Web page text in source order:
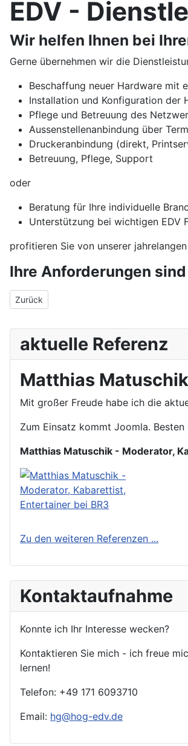
EDV -
Wir helfen Ihnen bei
Gerne übernehmen wir die
Beschaffung neuer Hardware mit
Installation und Konfiguration der
Pflege und Betreuung des
Aussenstellenanbindung über
Druckeranbindung (direkt,
Betreuung, Pflege, Support
oder
Beratung für Ihre individuelle
Unterstützung bei wichtigen EDV
profitieren Sie von unserer
Ihre Anforderungen
Vorheriger Beitrag: Webhosting
Zurück
aktuelle Referenz
Matthias
Mit großer Freude habe ich die
Zum Einsatz kommt Joomla.
Matthias Matuschik - Moderator,
Zu den weiteren Referenzen ...
Kontaktaufnahme
Konnte ich Ihr Interesse wecken?
Kontaktieren Sie mich - ich freue
lernen!
Telefon: +49 171 6093710
Email: hg@hog-edv.de